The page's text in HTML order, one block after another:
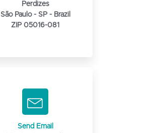
Perdizes
São Paulo - SP - Brazil
ZIP 05016-081
Send Email